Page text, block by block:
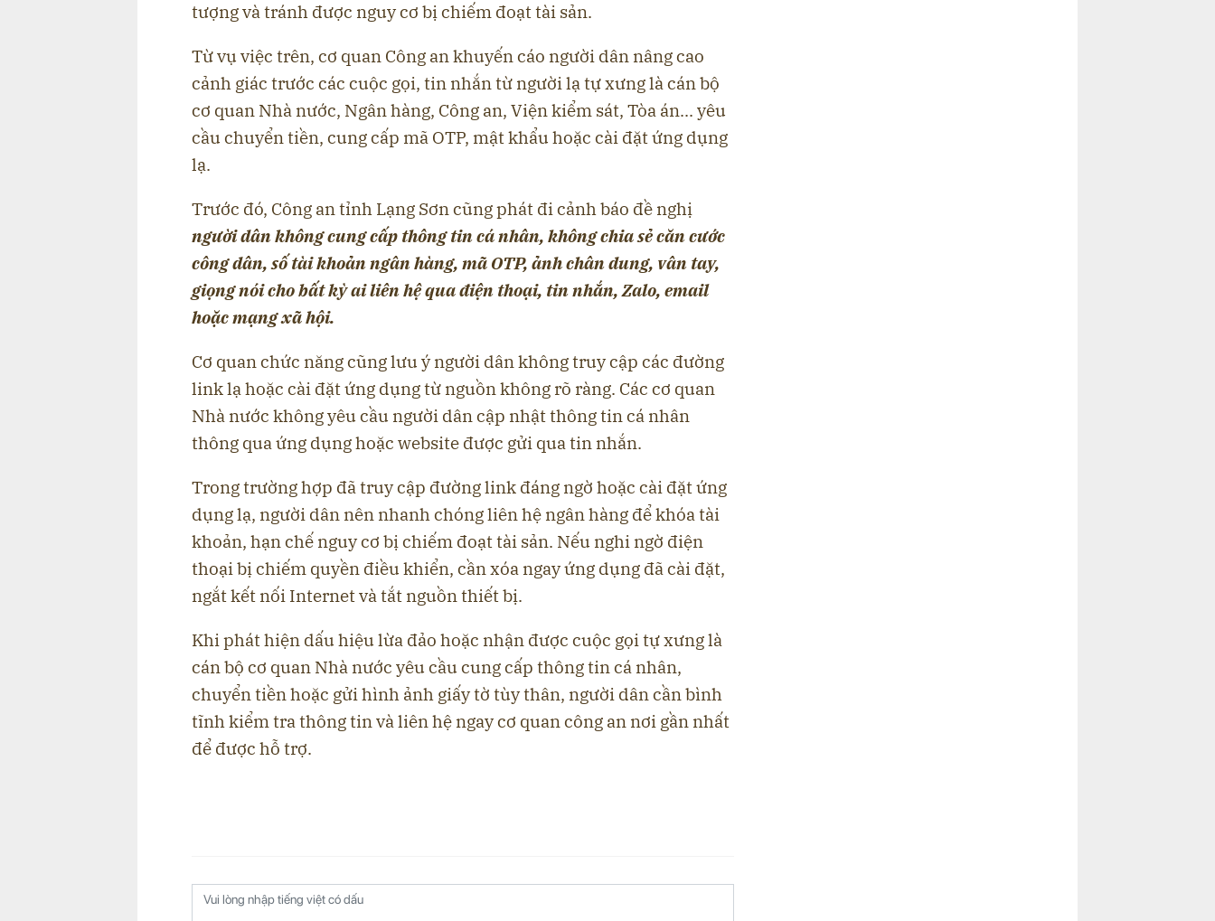
tượng và tránh được nguy cơ bị chiếm đoạt tài sản.
Từ vụ việc trên, cơ quan Công an khuyến cáo người dân nâng cao
cảnh giác trước các cuộc gọi, tin nhắn từ người lạ tự xưng là cán bộ
cơ quan Nhà nước, Ngân hàng, Công an, Viện kiểm sát, Tòa án... yêu
cầu chuyển tiền, cung cấp mã OTP, mật khẩu hoặc cài đặt ứng dụng
lạ.
Trước đó, Công an tỉnh Lạng Sơn cũng phát đi cảnh báo đề nghị
người dân không cung cấp thông tin cá nhân, không chia sẻ căn cước
công dân, số tài khoản ngân hàng, mã OTP, ảnh chân dung, vân tay,
giọng nói cho bất kỳ ai liên hệ qua điện thoại, tin nhắn, Zalo, email
hoặc mạng xã hội.
Cơ quan chức năng cũng lưu ý người dân không truy cập các đường
link lạ hoặc cài đặt ứng dụng từ nguồn không rõ ràng. Các cơ quan
Nhà nước không yêu cầu người dân cập nhật thông tin cá nhân
thông qua ứng dụng hoặc website được gửi qua tin nhắn.
Trong trường hợp đã truy cập đường link đáng ngờ hoặc cài đặt ứng
dụng lạ, người dân nên nhanh chóng liên hệ ngân hàng để khóa tài
khoản, hạn chế nguy cơ bị chiếm đoạt tài sản. Nếu nghi ngờ điện
thoại bị chiếm quyền điều khiển, cần xóa ngay ứng dụng đã cài đặt,
ngắt kết nối Internet và tắt nguồn thiết bị.
Khi phát hiện dấu hiệu lừa đảo hoặc nhận được cuộc gọi tự xưng là
cán bộ cơ quan Nhà nước yêu cầu cung cấp thông tin cá nhân,
chuyển tiền hoặc gửi hình ảnh giấy tờ tùy thân, người dân cần bình
tĩnh kiểm tra thông tin và liên hệ ngay cơ quan công an nơi gần nhất
để được hỗ trợ.